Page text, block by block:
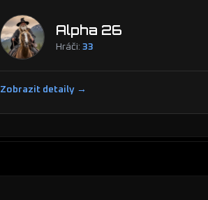
Alpha 26
Hráči: 33
Zobrazit detaily →